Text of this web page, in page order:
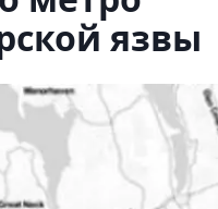
язвы